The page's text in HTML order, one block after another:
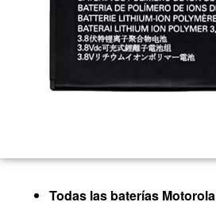
Todas las baterías Motorola